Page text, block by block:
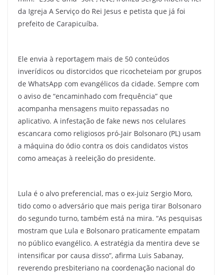
da Igreja A Serviço do Rei Jesus e petista que já foi
prefeito de Carapicuíba.
Ele envia à reportagem mais de 50 conteúdos
inverídicos ou distorcidos que ricocheteiam por grupos
de WhatsApp com evangélicos da cidade. Sempre com
o aviso de “encaminhado com frequência” que
acompanha mensagens muito repassadas no
aplicativo. A infestação de fake news nos celulares
escancara como religiosos pró-Jair Bolsonaro (PL) usam
a máquina do ódio contra os dois candidatos vistos
como ameaças à reeleição do presidente.
Lula é o alvo preferencial, mas o ex-juiz Sergio Moro,
tido como o adversário que mais periga tirar Bolsonaro
do segundo turno, também está na mira. “As pesquisas
mostram que Lula e Bolsonaro praticamente empatam
no público evangélico. A estratégia da mentira deve se
intensificar por causa disso”, afirma Luis Sabanay,
reverendo presbiteriano na coordenação nacional do